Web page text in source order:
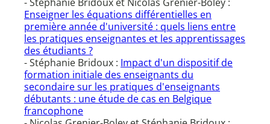
Enseigner les équations différentielles en
première année d'université : quels liens entre
les pratiques enseignantes et les apprentissages
des étudiants ?
- Stéphanie Bridoux : Impact d'un dispositif de
formation initiale des enseignants du
secondaire sur les pratiques d'enseignants
débutants : une étude de cas en Belgique
francophone